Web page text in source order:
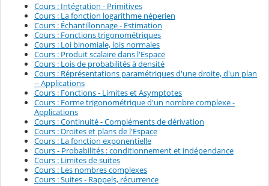
Cours : Intégration - Primitives
Cours : La fonction logarithme néperien
Cours : Échantillonnage - Estimation
Cours : Fonctions trigonométriques
Cours : Loi binomiale, lois normales
Cours : Produit scalaire dans l'Espace
Cours : Lois de probabilités à densité
Cours : Réprésentations paramétriques d'une droite, d'un plan
-- Applications
Cours : Fonctions - Limites et Asymptotes
Cours : Forme trigonométrique d'un nombre complexe -
Applications
Cours : Continuité - Compléments de dérivation
Cours : Droites et plans de l'Espace
Cours : La fonction exponentielle
Cours - Probabilités : conditionnement et indépendance
Cours : Limites de suites
Cours : Les nombres complexes
Cours : Suites - Rappels, récurrence